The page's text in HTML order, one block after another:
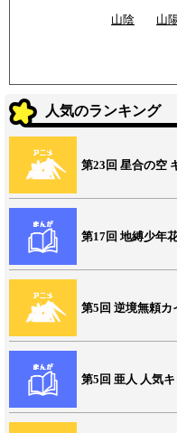
山陰 山
人気のランキング
第23回 星合の空
第17回 地縛少年
第5回 逆境無頼カ
第5回 亜人 人気